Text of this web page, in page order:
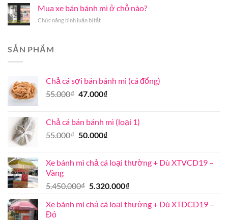
uy
tín
thơm
bán
chọn
cá
chả
Mua xe bán bánh mì ở chỗ nào?
Chức năng bình luận bị tắtở
chỗ
SẢN PHẨM
Chả cá sợi bán bánh mì (cá đổng)
55.000₫ Giá
55.000₫.
47.000₫Giá
là:
47.000₫.
Chả cá bán bánh mì (loại 1)
55.000₫ Giá
55.000₫.
50.000₫Giá
là:
Xe bánh mì chả cá loại thường + Dù XTVCD19 –
Vàng
5.450.000₫ Giá
là:
5.320.000₫Giá
tại
Xe bánh mì chả cá loại thường + Dù XTDCD19 –
Đỏ